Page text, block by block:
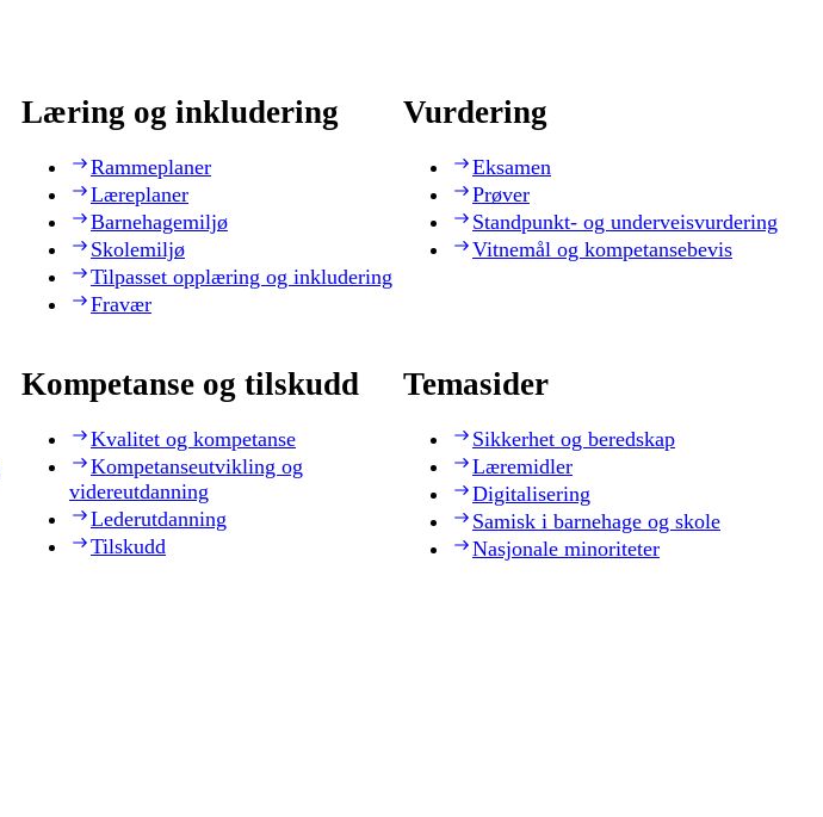
Læring og inkludering
Rammeplaner
Læreplaner
Barnehagemiljø
Skolemiljø
Tilpasset opplæring og inkludering
Fravær
Vurdering
Eksamen
Prøver
Standpunkt- og underveisvurdering
Vitnemål og kompetansebevis
Kompetanse og tilskudd
Kvalitet og kompetanse
Kompetanseutvikling og
videreutdanning
Lederutdanning
Tilskudd
Temasider
Sikkerhet og beredskap
Læremidler
Digitalisering
Samisk i barnehage og skole
Nasjonale minoriteter